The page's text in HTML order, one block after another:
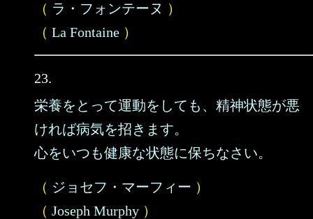
（ ラ・フォンテーヌ ）
（ La Fontaine ）
23.
栄養をとって運動をしても、精神状態が悪
ければ病気を招きます。
心をいつも健康な状態に保ちなさい。
（ ジョセフ・マーフィー ）
（ Joseph Murphy ）